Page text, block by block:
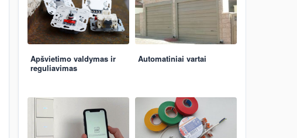
Apšvietimo valdymas ir
reguliavimas
Automatiniai vartai